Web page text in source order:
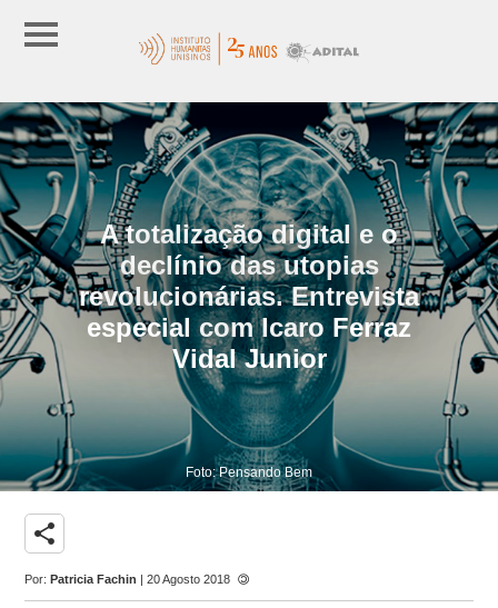
A totalização digital e o
declínio das utopias
revolucionárias. Entrevista
especial com Icaro Ferraz
Vidal Junior
Foto: Pensando Bem
share
Por:Patricia Fachin | 20 Agosto 2018